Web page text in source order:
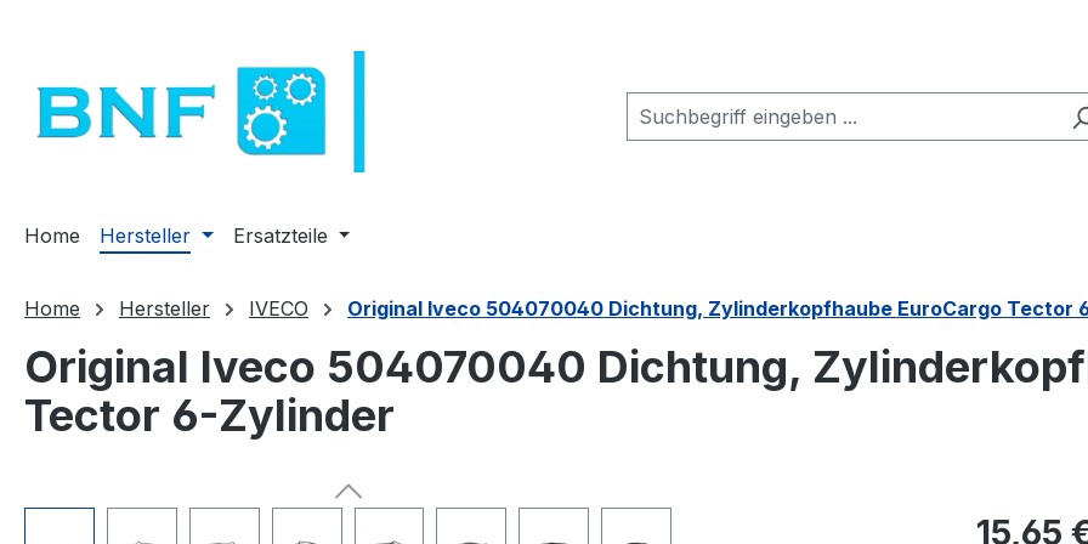
Home Hersteller Ersatzteile
Home Hersteller IVECO Original Iveco 504070040 Dichtung, Zylinderkopfhaube EuroCargo Tector
Original Iveco 504070040 Dichtung,
Tector 6-Zylinder
Regulärer
15,65